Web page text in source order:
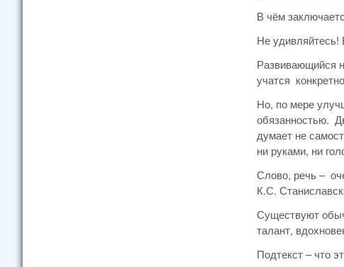
В чём
Не удивляйтесь!
Развивающийся
учатся
Но, по мере
обязанностью.
думает не
ни руками, ни
Слово, речь –
К.С.
Существуют
талант,
Подтекст – что